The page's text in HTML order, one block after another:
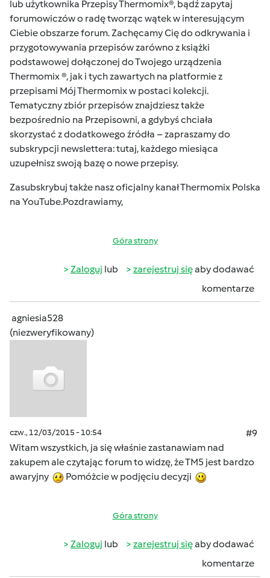
lub użytkownika Przepisy Thermomix®, bądź zapytaj
forumowiczów o radę tworząc wątek w interesującym
Ciebie obszarze forum. Zachęcamy Cię do odkrywania i
przygotowywania przepisów zarówno z książki
podstawowej dołączonej do Twojego urządzenia
Thermomix ®, jak i tych zawartych na platformie z
przepisami Mój Thermomixw postaci kolekcji.
Tematyczny zbiór przepisów znajdziesz także
bezpośrednio na Przepisowni, a gdybyś chciała
skorzystać z dodatkowego źródła – zapraszamy do
subskrypcji newslettera:tutaj, każdego miesiąca
uzupełnisz swoją bazę o nowe przepisy.
Zasubskrybuj także nasz oficjalny kanałThermomix Polska
na YouTube.Pozdrawiamy,
Góra strony
Zaloguj lub zarejestruj sięaby dodawać
komentarze
agniesia528
(niezweryfikowany)
czw., 12/03/2015 - 10:54
#9
Witam wszystkich, ja się właśnie zastanawiam nad
zakupem ale czytając forum to widzę, że TM5 jest bardzo
awaryjny
Pomóżcie w podjęciu decyzji
Góra strony
Zaloguj lub zarejestruj sięaby dodawać
komentarze